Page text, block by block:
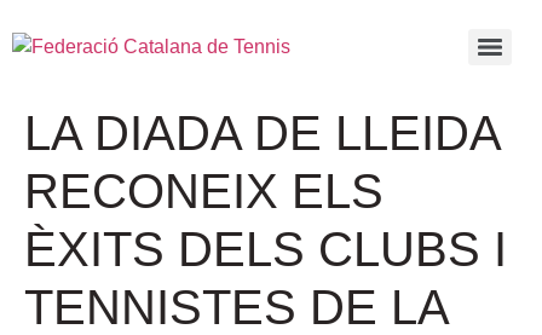
LA DIADA DE LLEIDA
RECONEIX ELS
ÈXITS DELS CLUBS I
TENNISTES DE LA